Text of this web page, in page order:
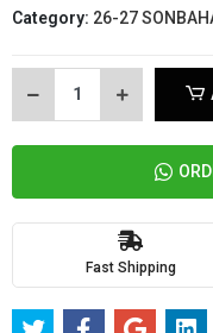
Category: 26-27
Fast Shipping